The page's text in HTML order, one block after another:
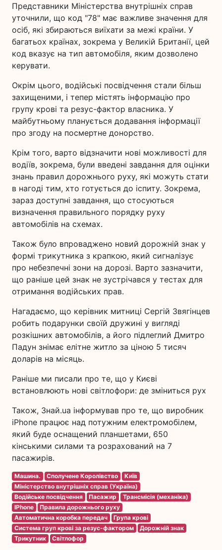
Представники Міністерства внутрішніх справ
уточнили, що код "78" має важливе значення для
осіб, які збираються виїхати за межі країни. У
багатьох країнах, зокрема у Великій Британії, цей
код вказує на тип автомобіля, яким дозволено
керувати.
Окрім цього, водійські посвідчення стали більш
захищеними, і тепер містять інформацію про
групу крові та резус-фактор власника. У
майбутньому планується додавання інформації
про згоду на посмертне донорство.
Крім того, варто відзначити нові можливості для
водіїв, зокрема, були введені завдання для оцінки
знань правил дорожнього руху, які можуть стати
в нагоді тим, хто готується до іспиту. Зокрема,
зараз доступні завдання, що стосуються
визначення правильного порядку руху
автомобілів на схемах.
Також було впроваджено новий дорожній знак у
формі трикутника з крапкою, який сигналізує
про небезпечні зони на дорозі. Варто зазначити,
що раніше цей знак не зустрічався у тестах для
отримання водійських прав.
Нагадаємо, що керівник митниці Сергій Звягінцев
робить подарунки своїй дружині у вигляді
розкішних автомобілів, а його підлеглий Дмитро
Падун знімає елітне житло за ціною 5 тисяч
доларів на місяць.
Раніше ми писали про те, що у Києві
встановлюють нові світлофори: де зміниться рух
Також, Знай.ua інформував про те, що виробник
iPhone працює над потужним електромобілем,
який буде оснащений планшетами, 650
кінськими силами та розрахований на 7
пасажирів.
Машина. Сполучене Королівство
Київ
Міністерство внутрішніх справ (Україна)
Водійське посвідчення
Пасажир
Трансмісія (механіка)
IPhone
Правила дорожнього руху
Автоматична коробка передач
Група крові
Система груп крові за резус-фактором
Дорожній знак
Трикутник
Світлофор